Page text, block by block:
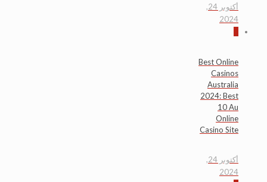
أكتوبر 24,
2024
Best Online
Casinos
Australia
2024: Best
10 Au
Online
Casino Site
أكتوبر 24,
2024